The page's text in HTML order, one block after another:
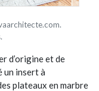
d’origine et de
un insert à
plateaux en marbre